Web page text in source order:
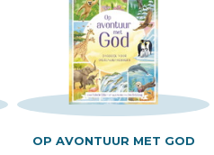
OP AVONTUUR MET GOD